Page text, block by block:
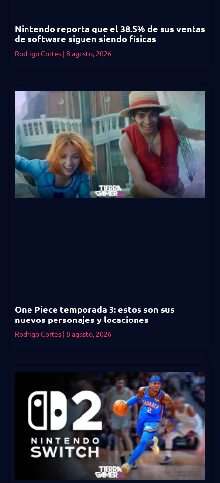
Nintendo reporta que el 38.5% de sus ventas
de software siguen siendo físicas
Rodrigo Cortes 8 agosto, 2026
One Piece temporada 3: estos son sus
nuevos personajes y locaciones
Rodrigo Cortes 8 agosto, 2026